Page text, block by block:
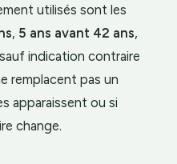
utilisés sont les
, 5 ans avant 42 ans,
indication contraire
remplacent pas un
apparaissent ou si
change.